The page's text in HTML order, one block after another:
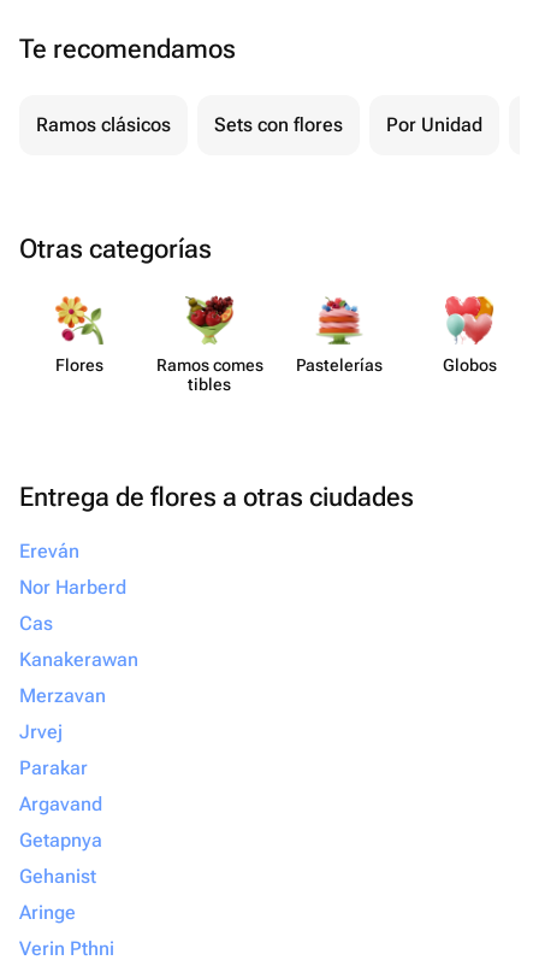
Te recomendamos
Ramos clásicos Sets con flores Por Unidad
Otras categorías
Flores
Ramos comes​
tibles
Paste​lerías Globos
Entrega de flores a otras ciudades
Ereván
Nor Harberd
Cas
Kanakerawan
Merzavan
Jrvej
Parakar
Argavand
Getapnya
Gehanist
Aringe
Verin Pthni